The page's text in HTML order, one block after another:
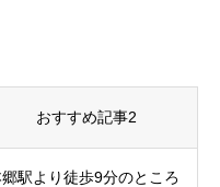
おすすめ記事2
駅より徒歩9分のところ